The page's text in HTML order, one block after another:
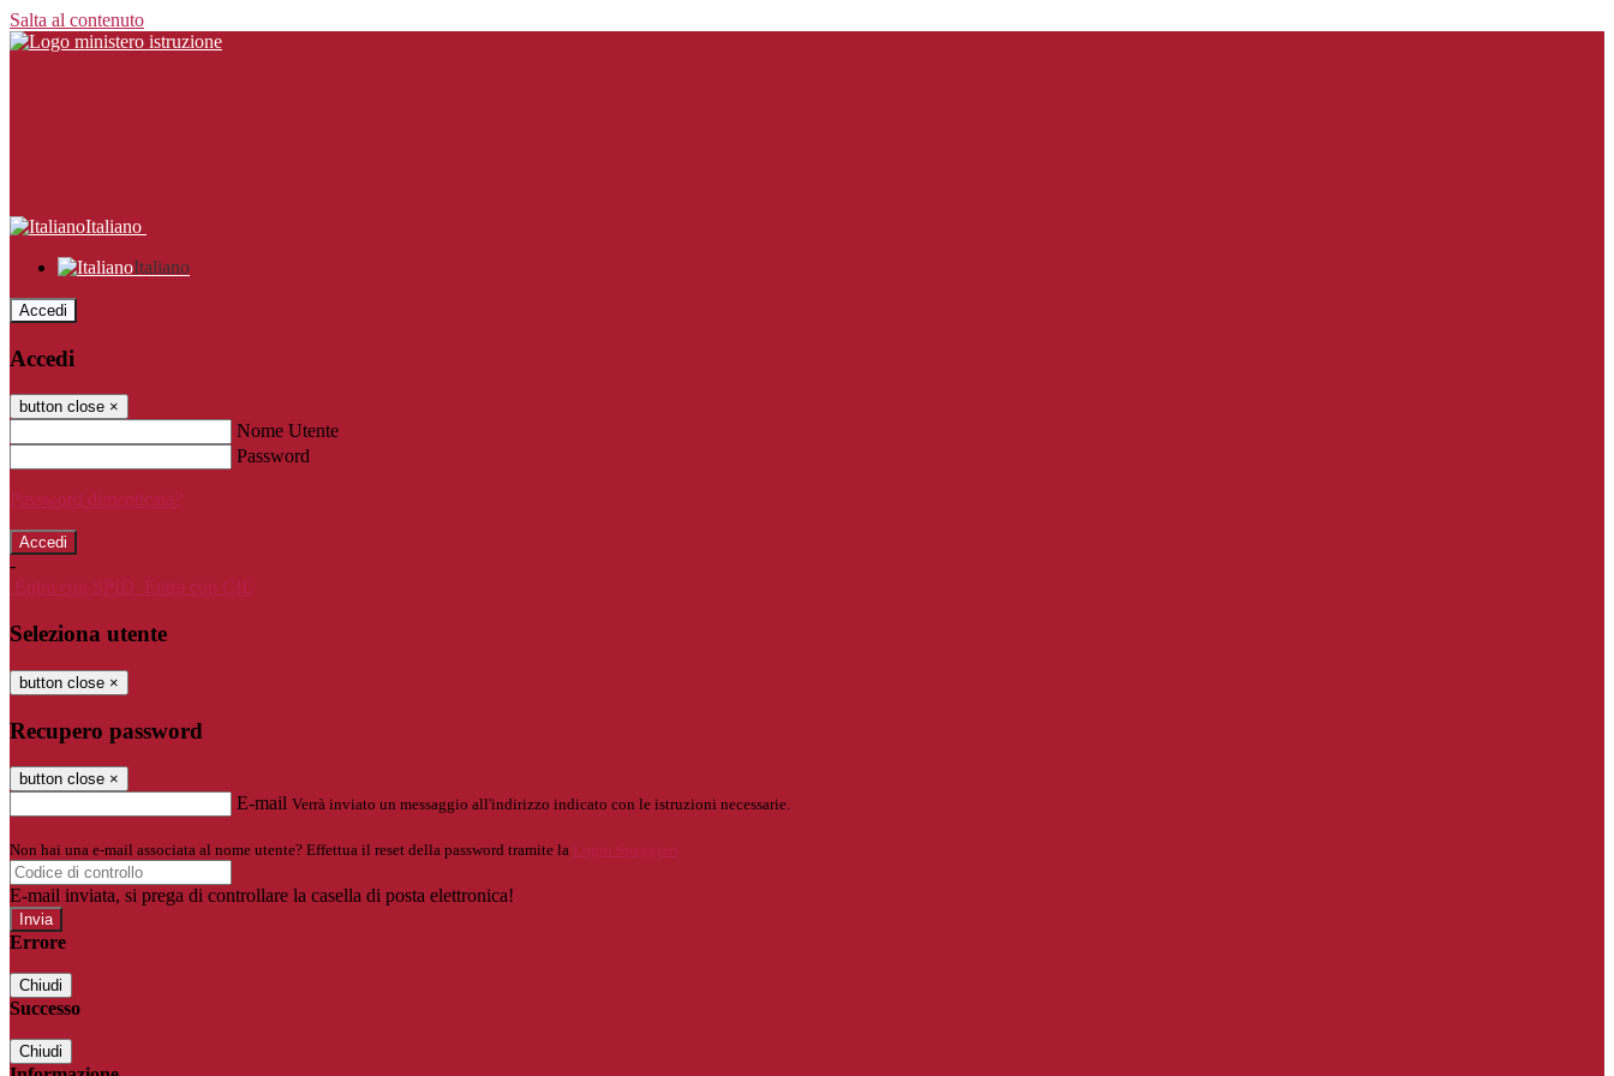
Salta al contenuto
Italiano
Italiano
Accedi
Accedi
button close ×
Nome Utente
Password
Password dimenticata?
-
Entra con SPID
Entra con CIE
Seleziona utente
button close ×
Recupero password
button close ×
E-mail Verrà inviato un messaggio all'indirizzo indicato con le istruzioni necessarie.
Non hai una e-mail associata al nome utente? Effettua il reset della password tramite la Login Spaggiari
E-mail inviata, si prega di controllare la casella di posta elettronica!
Errore
Chiudi
Successo
Chiudi